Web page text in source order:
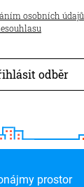
osobních údajů
odběr
prostor